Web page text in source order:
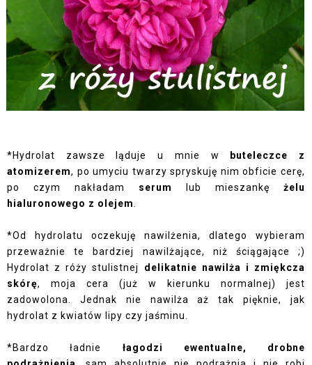
*Hydrolat zawsze ląduje u mnie w buteleczce z
atomizerem, po umyciu twarzy spryskuję nim obficie cerę,
po czym nakładam
serum lub mieszankę żelu
hialuronowego z olejem
*Od hydrolatu oczekuję nawilżenia, dlatego wybieram
przeważnie te bardziej nawilżające, niż ściągające ;)
Hydrolat z róży stulistnej
delikatnie nawilża i zmiękcza
skórę, moja cera (już w kierunku normalnej) jest
zadowolona. Jednak nie nawilża aż tak pięknie, jak
hydrolat z kwiatów lipy czy jaśminu.
*Bardzo ładnie
łagodzi ewentualne, drobne